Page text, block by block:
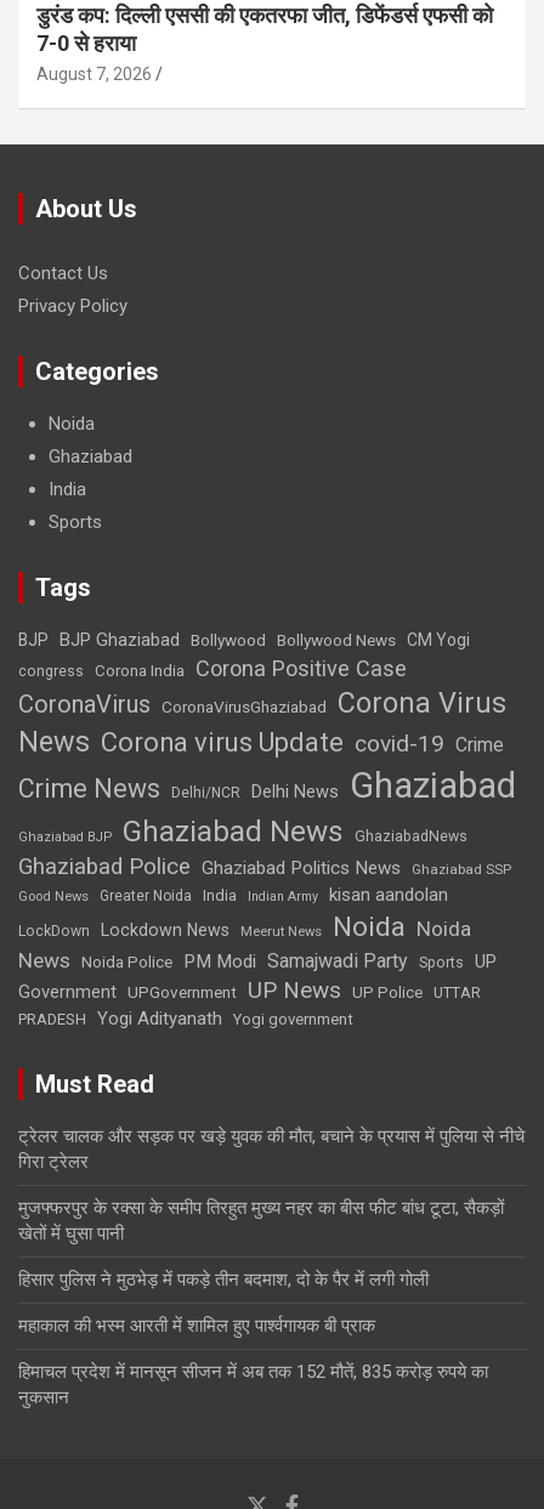
डुरंड कप: दिल्ली एससी की एकतरफा जीत, डिफेंडर्स एफसी को
7-0 से हराया
August 7, 2026
About Us
Contact Us
Privacy Policy
Categories
Noida
Ghaziabad
India
Sports
Tags
BJP BJP Ghaziabad Bollywood Bollywood News CM Yogi
congress Corona India Corona Positive Case
CoronaVirus CoronaVirusGhaziabad
Corona Virus
News Corona virus Update covid-19 Crime
Crime News Delhi/NCR Delhi News Ghaziabad
Ghaziabad BJP Ghaziabad News GhaziabadNews
Ghaziabad Police Ghaziabad Politics News Ghaziabad SSP
Good News Greater Noida India Indian Army kisan aandolan
LockDown Lockdown News Meerut News Noida Noida
News
Noida Police PM Modi Samajwadi Party Sports
UP
Government UPGovernment UP News UP Police
UTTAR
PRADESH
Yogi Adityanath Yogi government
Must Read
ट्रेलर चालक और सड़क पर खड़े युवक की मौत, बचाने के प्रयास में पुलिया से नीचे
गिरा ट्रेलर
मुजफ्फरपुर के रक्सा के समीप तिरहुत मुख्य नहर का बीस फीट बांध टूटा, सैकड़ों
खेतों में घुसा पानी
हिसार पुलिस ने मुठभेड़ में पकड़े तीन बदमाश, दो के पैर में लगी गोली
महाकाल की भस्म आरती में शामिल हुए पार्श्वगायक बी प्राक
हिमाचल प्रदेश में मानसून सीजन में अब तक 152 मौतें, 835 करोड़ रुपये का
नुकसान